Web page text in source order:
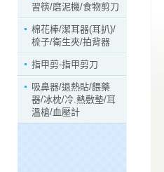
習筷/磨泥機/食物剪刀
棉花棒/潔耳器(耳扒)/
梳子/衛生夾/拍背器
指甲剪-指甲剪刀
吸鼻器/退熱貼/餵藥
器/冰枕/冷.熱敷墊/耳
溫槍/血壓計